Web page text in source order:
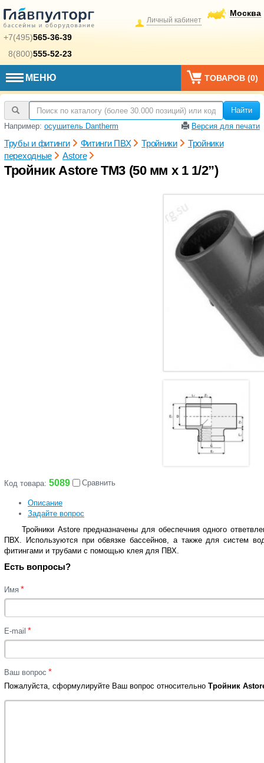
+7(495)565-36-39
8(800)555-52-23
Москва
Личный кабинет
МЕНЮ ТОВАРОВ (0)
Найти
Например: осушитель Dantherm Версия для печати
Трубы и фитинги Фитинги ПВХ Тройники
Тройники
переходные
Astore
Тройник Astore TM3 (50 мм x 1 1/2”)
Код товара: 5089 Сравнить
Описание
Задайте вопрос
Тройники Astore предназначены для обеспечния одного
ПВХ. Используются при обвязке бассейнов, а также для систем
фитингами и трубами с помощью клея для ПВХ.
Есть вопросы?
Имя *
E-mail *
Ваш вопрос *
Пожалуйста, сформулируйте Ваш вопрос относительно Тройник